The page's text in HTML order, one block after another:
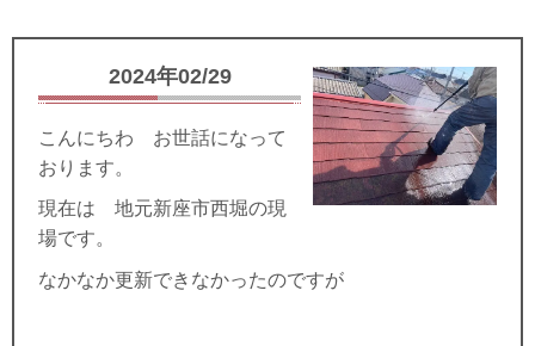
2024年02/29
こんにちわ お世話になって
おります。
現在は 地元新座市西堀の現
場です。
なかなか更新できなかったのですが